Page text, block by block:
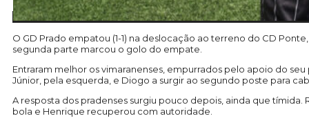
O GD Prado empatou (1-1) na deslocação ao terreno do CD
segunda parte marcou o golo do empate.
Entraram melhor os vimaranenses, empurrados pelo apoio do
Júnior, pela esquerda, e Diogo a surgir ao segundo poste para
A resposta dos pradenses surgiu pouco depois, ainda que
bola e Henrique recuperou com autoridade.